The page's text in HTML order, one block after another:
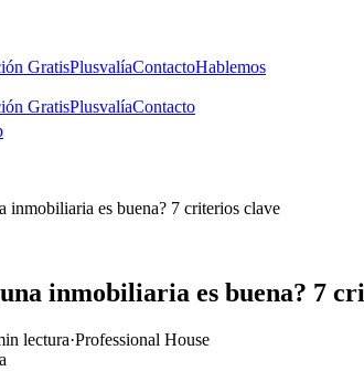
GratisPlusvalíaContactoHablemos
GratisPlusvalíaContacto
inmobiliaria es buena? 7 criterios clave
inmobiliaria es buena? 7
lectura·Professional House